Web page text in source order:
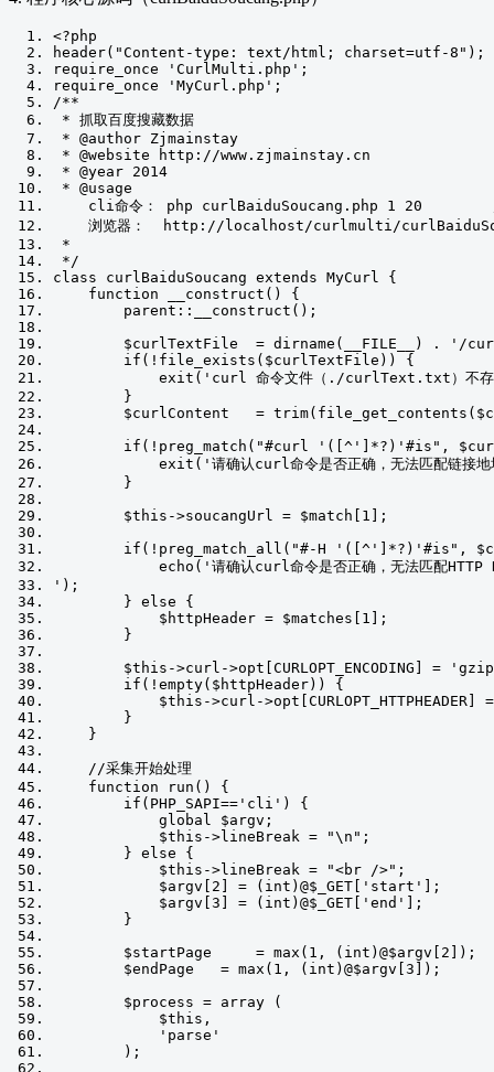
<?php
header( "Content-type: text/html; charset=utf-8" );
require_once
'CurlMulti.php' ;
require_once
'MyCurl.php' ;
/**
* 抓取百度搜藏数据
* @author Zjmainstay
* @website http://www.zjmainstay.cn
* @year 2014
* @usage
cli命令： php curlBaiduSoucang.php 1 20
浏览器：  http://localhost/curlmulti/
*
*/
class curlBaiduSoucang extends MyCurl
{
function __construct ()
{
        parent
:: __construct ();
        $curlTextFile
= dirname ( __FILE__ ) .
'/
if (! file_exists ( $curlTextFile ))
{
exit ( 'curl 命令文件（./curlText.txt）不
}
        $curlContent
= trim( file_get_contents (
if (! preg_match ( "#curl '([^']*?)'#is" ,
exit ( '请确认curl命令是否正确，无法匹配链接
}
        $this
->soucangUrl = $match [ 1 ];
if (! preg_match_all ( "#-H '([^']*?)'#is" ,
            echo
( '请确认curl命令是否正确，无法匹配HTTP
' );
} else
{
            $httpHeader
= $matches [ 1 ];
}
        $this
->curl ->opt [CURLOPT_ENCODING ] =
if (! empty( $httpHeader))
{
            $this
->curl ->opt [CURLOPT_HTTPHEADER]
=
}
}
//采集开始处理
function run ()
{
if ( PHP_SAPI== 'cli' )
{
global
$argv ;
            $this
->lineBreak = "\n" ;
} else
{
            $this
->lineBreak = "<br />" ;
            $argv
[ 2 ] = ( int ) @$_GET [ 'start' ];
            $argv
[3 ] = ( int ) @$_GET [ 'end' ];
}
        $startPage
= max ( 1 , ( int ) @$argv [ 2 ]);
        $endPage
= max ( 1 , ( int ) @$argv [3 ]);
        $process
= array
(
            $this
,
'parse'
);